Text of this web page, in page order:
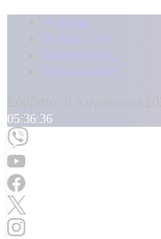
Αρχική
Kontra Live
Καταγγελίες
Επικοινωνία
05:36:38